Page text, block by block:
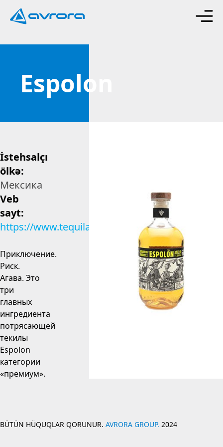
Espolon
İstehsalçı
ölkə:
Мексика
Veb
sayt:
https://www.tequilaespolon.com
Приключение.
Риск.
Агава. Это
три
главных
ингредиента
потрясающей
текилы
Espolon
категории
«премиум».
BÜTÜN HÜQUQLAR QORUNUR. AVRORA GROUP. 2024